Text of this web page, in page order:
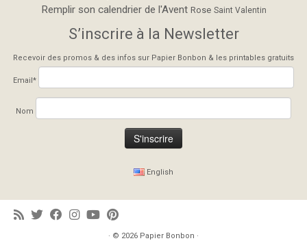
Remplir son calendrier de l'Avent Rose Saint Valentin
S’inscrire à la Newsletter
Recevoir des promos & des infos sur Papier Bonbon & les printables gratuits
Email*
Nom
English
· © 2026 Papier Bonbon ·